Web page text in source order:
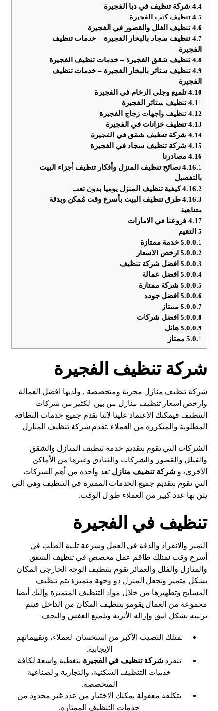
4.4 شركة تنظيف في دبا الفجيرة
4.5تنظيف كنب الفجيرة
4.6تنظيف الفلل والقصور في الفجيرة
4.7تنظيف سجاد بالبخار الفجيرة – خدمات تنظيف
الفجيرة
4.8تنظيف شقق الفجيرة – خدمات تنظيف الفجيرة
4.9تنظيف ستائر بالبخار الفجيرة – خدمات تنظيف
الفجيرة
4.10تلميع وجلي الرخام في الفجيرة
4.11تنظيف ستائر الفجيرة
4.12تنظيف واجهات زجاج الفجيرة
4.13تنظيف خزانات في الفجيرة
4.14 شركة تنظيف شقق في الفجيرة
4.15 شركة تنظيف سجاد في الفجيرة
4.16 مصادرنا
4.16.1 نصائح تنظيف المنزل وأفكار تنظيف أجزاء البيت
بالتفصيل
4.16.2كيفية تنظيف المنزل يوميا بدون تعب
4.16.3 طرق تنظيف البيت بأسرع وقت مُمكن وبدقة
متناهية
4.17 فروعنا في الامارات
5 التقيم
5.0.0.1 خدمة ممتازة
5.0.0.2 ارخص الاسعار
5.0.0.3 افضل شركة تنظيف
5.0.0.4 افضل عمالة
5.0.0.5 شركة ممتازة
5.0.0.6 افضل جوده
5.0.0.7 ممتاز
5.0.0.8 افضل شركات
5.0.0.9 هائل
5.0.1 ممتاز
شركة تنظيف الفجيرة
شركة تنظيف منازل مجربة ومتخصصة , ولديها افضل العمالة
وارخص اسعار تنظيف منازل من بين الكثير من شركات
التنظيف فيمكنك الاعتماد علينا لاننا نقدم جميع خدمات النظافة
المطلوبة والمتكررة من العملاء ,تقدم شركة تنظيف المنازل
الشركات التي تقوم بتقديم خدمة تنظيف المنازل والشقق
والفيلل والقصور والشركات والفنادق وغيرها من الأماكن
الأخرى، وشركة تنظيف منازل تعد واحدة من أهم الشركات
التي تقوم بتقديم جميع الخدمات المميزة في التنظيف وهي التي
يثق بها عدد كبير من العملاء طوال الوقت.
تنظيف في الفجيرة
التميز والانفراد والدقة في العمل وسرعة تلبية الطلب في
أسرع وقت نمتلك طاقم عمل مخصص في تنظيف الشقق
والمنازل والفلل والعمائر نقوم بتنظيف الوجه الخارجى المكان
بشكل متميز ونجعل المنزل ذو وجهة متميزة يتم تنظيف
المسابح وتطهيرها من خلال مواد التنظيف المتميزة وإليك أيضا
مجموعة من العمال يقومو بتنظيف المكان من الداخل فيتم
ترتيبه بشكل انيق وإزالة الأتربة وتلميع العفش والنجف
نمتلك النصيب الأكبر من استحسان العملاء، وتقييماتهم
الإيجابية.
تنفرد شركة تنظيف في الفجيرة بتغطية واسعة لكافة
خدمات التنظيف السكنية، والتجارية والصناعية
المتخصصة.
بتكلفة معقولة يمكنك الاختيار من عدد غير محدود من
خدمات التنظيف الممتازة.